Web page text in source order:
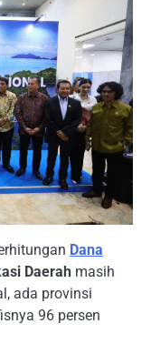
Dana
Daerah masih
ada provinsi
96 persen